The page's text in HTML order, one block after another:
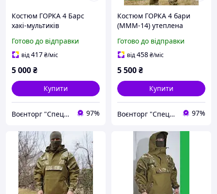
Костюм ГОРКА 4 Барс
хакі-мультиків
Готово до відправки
від417₴/міс
5 000₴
Купити
Воєнторг "Спецназ" - найкращий український військовий магазин — виробник! 97%
Костюм ГОРКА 4 бари
(МММ-14) утеплена
Готово до відправки
від458₴/міс
5 500₴
Купити
Воєнторг "Спецназ" - найкращий український військовий магазин — виробник! 97%